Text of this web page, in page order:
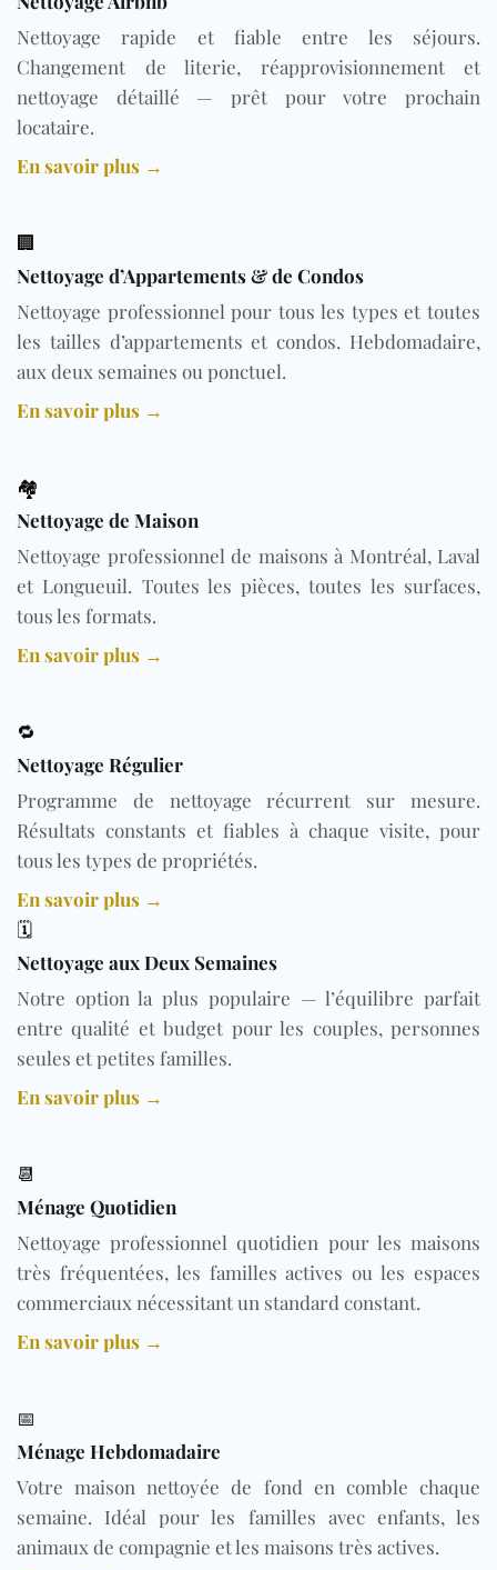
Nettoyage rapide et fiable entre les séjours.
Changement de literie, réapprovisionnement et
nettoyage détaillé — prêt pour votre prochain
locataire.
En savoir plus →
🏢
Nettoyage d’Appartements & de Condos
Nettoyage professionnel pour tous les types et toutes
les tailles d’appartements et condos. Hebdomadaire,
aux deux semaines ou ponctuel.
En savoir plus →
🏘️
Nettoyage de Maison
Nettoyage professionnel de maisons à Montréal, Laval
et Longueuil. Toutes les pièces, toutes les surfaces,
tous les formats.
En savoir plus →
🔁
Nettoyage Régulier
Programme de nettoyage récurrent sur mesure.
Résultats constants et fiables à chaque visite, pour
tous les types de propriétés.
En savoir plus →
🗓️
Nettoyage aux Deux Semaines
Notre option la plus populaire — l’équilibre parfait
entre qualité et budget pour les couples, personnes
seules et petites familles.
En savoir plus →
📆
Ménage Quotidien
Nettoyage professionnel quotidien pour les maisons
très fréquentées, les familles actives ou les espaces
commerciaux nécessitant un standard constant.
En savoir plus →
📅
Ménage Hebdomadaire
Votre maison nettoyée de fond en comble chaque
semaine. Idéal pour les familles avec enfants, les
animaux de compagnie et les maisons très actives.